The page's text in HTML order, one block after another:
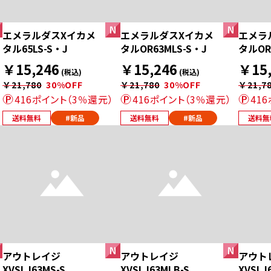
エメラルダスXイカメ
タル65LS-S・J
￥15,246 (税込)
￥21,780 30%OFF
416ポイント（3％還元）
送料無料 #新品
エメラルダスXイカメ
タルOR63MLS-S・J
￥15,246 (税込)
￥21,780 30%OFF
416ポイント（3％還元）
送料無料 #新品
エメラ
タル
￥
￥
416
送料
アウトレイジ
アウトレイジ
アウト